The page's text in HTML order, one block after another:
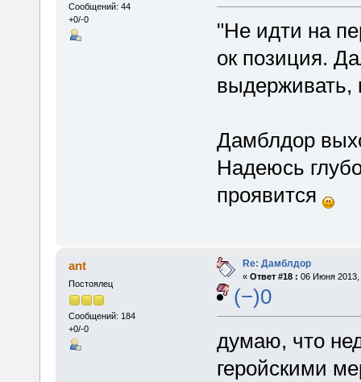
Сообщений: 44
+0/-0
"Не идти на
ок позиция.
выдерживать,
Дамблдор
Надеюсь
проявится
ant
Постоялец
Сообщений: 184
+0/-0
Re: Дамблдор
« Ответ #18 : 06 Июня 2013,
(−)0
думаю, что
геройскими